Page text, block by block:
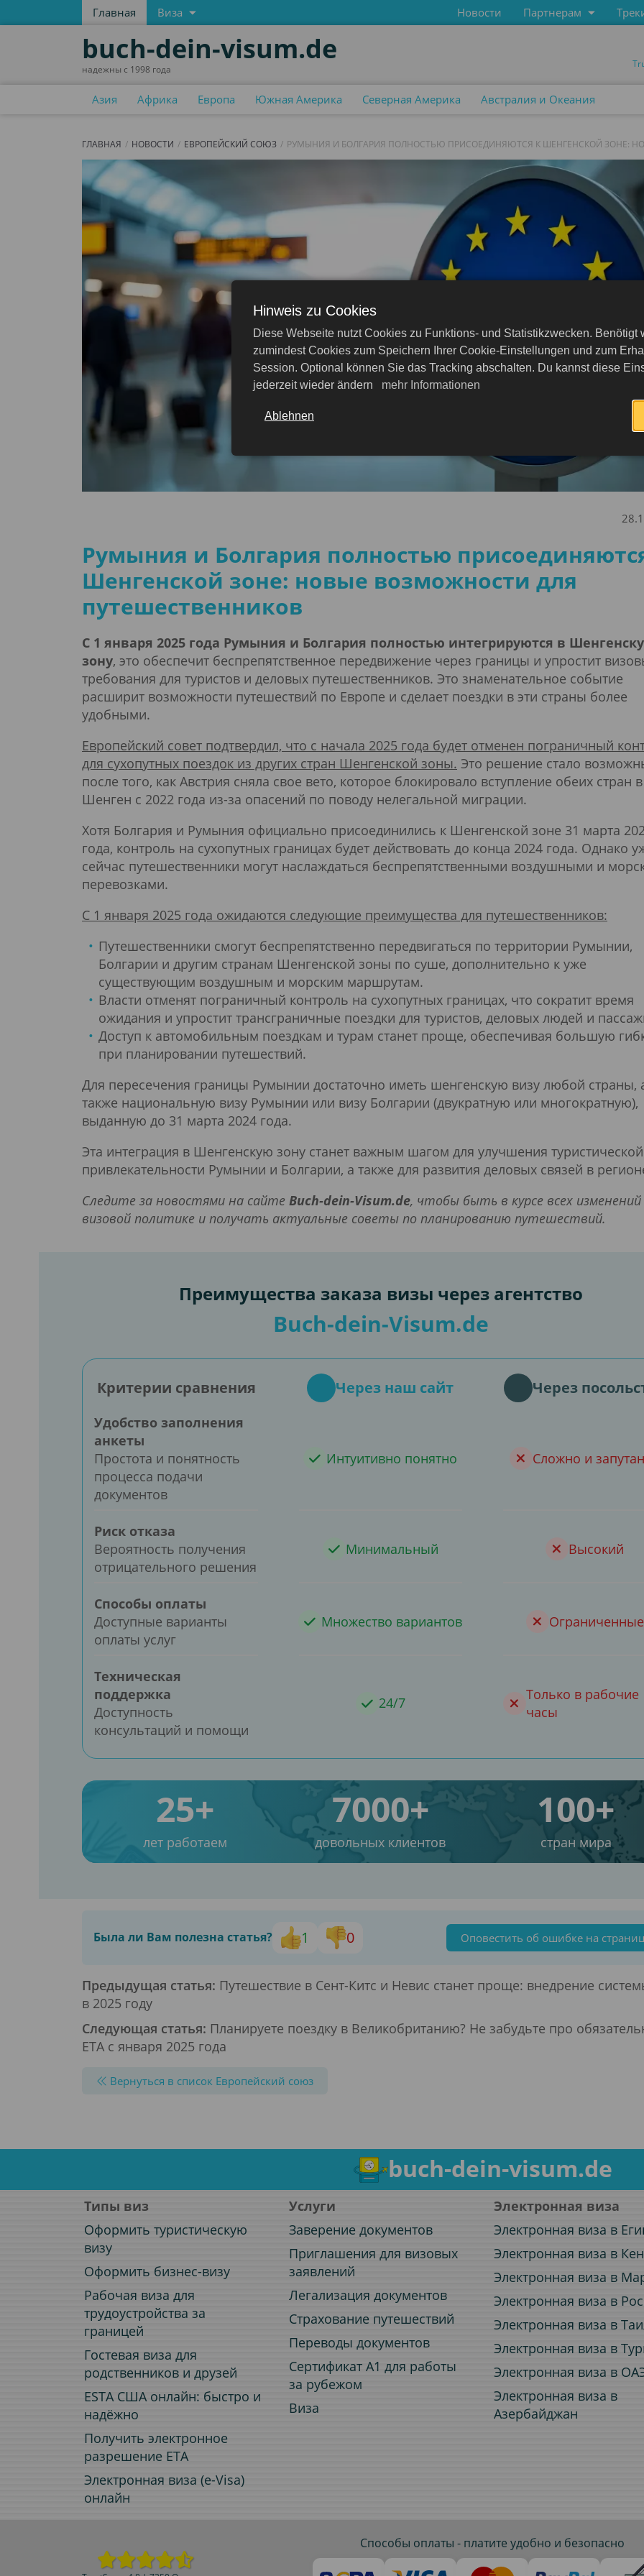
Главная Виза Новости Партнерам
buch-dein-visum.de
надежны с 1998 года
Азия Африка Европа Южная Америка Северная Америка Австралия и Океания
ГЛАВНАЯ НОВОСТИ ЕВРОПЕЙСКИЙ СОЮЗ РУМЫНИЯ И БОЛГАРИЯ ПОЛНОСТЬЮ ПРИСОЕДИНЯЮТСЯ К ШЕНГЕНСКОЙ ЗОНЕ:
Румыния и Болгария полностью
Шенгенской зоне: новые возможности для
путешественников
С 1 января 2025 года Румыния и Болгария полностью интегрируются в
зону, это обеспечит беспрепятственное передвижение через границы и упростит
требования для туристов и деловых путешественников. Это знаменательное событие
расширит возможности путешествий по Европе и сделает поездки в эти страны более
удобными.
Европейский совет подтвердил, что с начала 2025 года будет отменен пограничный
для сухопутных поездок из других стран Шенгенской зоны. Это решение стало
после того, как Австрия сняла свое вето, которое блокировало вступление обеих стран в
Шенген с 2022 года из-за опасений по поводу нелегальной миграции.
Хотя Болгария и Румыния официально присоединились к Шенгенской зоне 31 марта
года, контроль на сухопутных границах будет действовать до конца 2024 года. Однако
сейчас путешественники могут наслаждаться беспрепятственными воздушными и
перевозками.
С 1 января 2025 года ожидаются следующие преимущества для путешественников:
Путешественники смогут беспрепятственно передвигаться по территории Румынии,
Болгарии и другим странам Шенгенской зоны по суше, дополнительно к уже
существующим воздушным и морским маршрутам.
Власти отменят пограничный контроль на сухопутных границах, что сократит время
ожидания и упростит трансграничные поездки для туристов, деловых людей и
Доступ к автомобильным поездкам и турам станет проще, обеспечивая большую
при планировании путешествий.
Для пересечения границы Румынии достаточно иметь шенгенскую визу любой страны,
также национальную визу Румынии или визу Болгарии (двукратную или многократную),
выданную до 31 марта 2024 года.
Эта интеграция в Шенгенскую зону станет важным шагом для улучшения туристической
привлекательности Румынии и Болгарии, а также для развития деловых связей в
Следите за новостями на сайте Buch-dein-Visum.de, чтобы быть в курсе всех изменений
визовой политике и получать актуальные советы по планированию путешествий.
Преимущества заказа визы через агентство
Buch-dein-Visum.de
Критерии сравнения Через наш сайт Через
Удобство заполнения
анкеты
Простота и понятность
процесса подачи
документов
Интуитивно понятно Сложно и
Риск отказа
Вероятность получения
отрицательного решения
Минимальный Высокий
Способы оплаты
Доступные варианты
оплаты услуг
Множество вариантов Ограниченные
Техническая
поддержка
Доступность
консультаций и помощи
24/7
Только в рабочие
часы
25+
лет работаем
7000+
довольных клиентов
100+
стран мира
Была ли Вам полезна статья? 1 0 Оповестить об ошибке на
Предыдущая статья: Путешествие в Сент-Китс и Невис станет проще: внедрение
в 2025 году
Следующая статья: Планируете поездку в Великобританию? Не забудьте про
ETA с января 2025 года
Вернуться в список Европейский союз
buch-dein-visum.de
Типы виз
Оформить туристическую
визу
Оформить бизнес-визу
Рабочая виза для
трудоустройства за
границей
Гостевая виза для
родственников и друзей
ESTA США онлайн: быстро и
надёжно
Получить электронное
разрешение ETA
Электронная виза (e-Visa)
онлайн
Услуги
Заверение документов
Приглашения для визовых
заявлений
Легализация документов
Страхование путешествий
Переводы документов
Сертификат A1 для работы
за рубежом
Виза
Электронная виза
Электронная виза в
Электронная виза в
Электронная виза в
Электронная виза в
Электронная виза в
Электронная виза в
Электронная виза в
Электронная виза в
Азербайджан
Способы оплаты - платите удобно и безопасно
Hinweis zu Cookies
Diese Webseite nutzt Cookies zu Funktions- und Statistikzwecken. Benötigt
zumindest Cookies zum Speichern Ihrer Cookie-Einstellungen und zum
Session. Optional können Sie das Tracking abschalten. Du kannst diese
jederzeit wieder ändern
mehr Informationen
Ablehnen